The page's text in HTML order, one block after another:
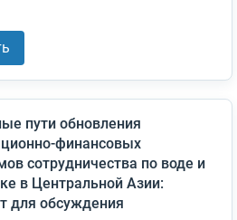
пути обновления
финансовых
сотрудничества по воде и
в Центральной Азии:
для обсуждения